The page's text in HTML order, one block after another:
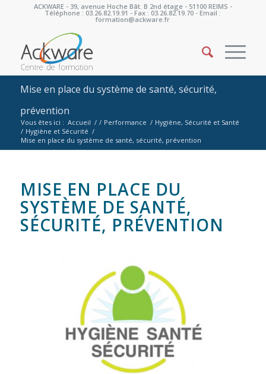
ACKWARE - 39, avenue Hoche Bât. B 2nd étage - 51100 REIMS -
Téléphone : 03.26.82.19.91 - Fax : 03.26.82.19.70 - Email :
formation@ackware.fr
Mise en place du système de santé, sécurité,
prévention
Vous êtes ici : Accueil / / Performance / Hygiène, Sécurité et Santé
/ Hygiène et Sécurité /
Mise en place du système de santé, sécurité, prévention
MISE EN PLACE DU
SYSTÈME DE SANTÉ,
SÉCURITÉ, PRÉVENTION